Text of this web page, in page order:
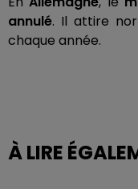
annulé. Il attire
chaque année.
À LIRE